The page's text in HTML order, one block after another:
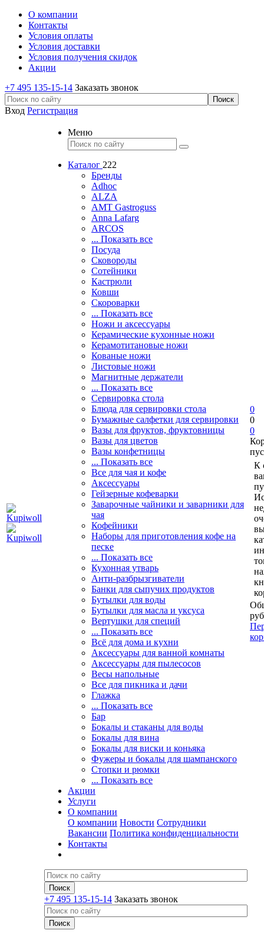
О компании
Контакты
Условия оплаты
Условия доставки
Условия получения скидок
Акции
+7 495 135-15-14 Заказать звонок
Вход Регистрация
Меню
Каталог 222
Бренды
Adhoc
ALZA
AMT Gastroguss
Anna Lafarg
ARCOS
... Показать все
Посуда
Сковороды
Сотейники
Кастрюли
Ковши
Скороварки
... Показать все
Ножи и аксессуары
Керамические кухонные ножи
Керамотитановые ножи
Кованые ножи
Листовые ножи
Магнитные держатели
... Показать все
Сервировка стола
Блюда для сервировки стола
Бумажные салфетки для сервировки
Вазы для фруктов, фруктовницы
Вазы для цветов
Вазы конфетницы
... Показать все
Все для чая и кофе
Аксессуары
Гейзерные кофеварки
Заварочные чайники и заварники для
чая
Кофейники
Наборы для приготовления кофе на
песке
... Показать все
Кухонная утварь
Анти-разбрызгиватели
Банки для сыпучих продуктов
Бутылки для воды
Бутылки для масла и уксуса
Вертушки для специй
... Показать все
Всё для дома и кухни
Аксессуары для ванной комнаты
Аксессуары для пылесосов
Весы напольные
Все для пикника и дачи
Глажка
... Показать все
Бар
Бокалы и стаканы для воды
Бокалы для вина
Бокалы для виски и коньяка
Фужеры и бокалы для шампанского
Стопки и рюмки
... Показать все
Акции
Услуги
О компании
О компании Новости Сотрудники
Вакансии Политика конфиденциальности
Контакты
+7 495 135-15-14 Заказать звонок
0
0
0
К